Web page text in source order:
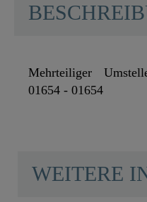
Mehrteiliger
01654 - 01654
WEITERE